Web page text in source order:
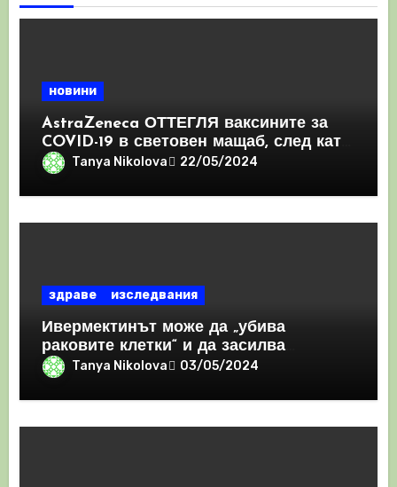
новини
AstraZeneca ОТТЕГЛЯ ваксините за
COVID-19 в световен мащаб, след като
призна, че те причиняват КРЪВНИ
съсиреци
Tanya Nikolova 22/05/2024
здраве изследвания
Ивермектинът може да „убива
раковите клетки“ и да засилва
имунния отговор
Tanya Nikolova 03/05/2024